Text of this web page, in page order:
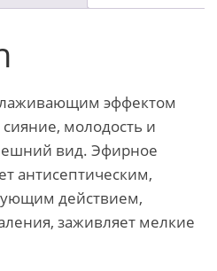
эффектом
молодость и
вид. Эфирное
антисептическим,
действием,
заживляет мелкие